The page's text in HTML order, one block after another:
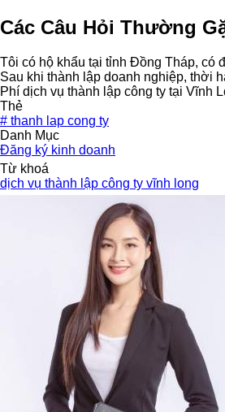
Các Câu Hỏi Thường
Tôi có hộ khẩu tại tỉnh Đồng Tháp, có
Sau khi thành lập doanh nghiệp, thời
Phí dịch vụ thành lập công ty tại Vĩnh
Thẻ
# thanh lap cong ty
Danh Mục
Đăng ký kinh doanh
Từ khoá
dịch vụ thành lập công ty vĩnh long